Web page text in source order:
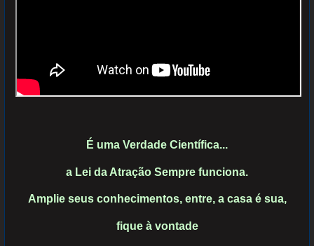
É uma Verdade Científica...
a Lei da Atração Sempre funciona.
Amplie seus conhecimentos, entre, a casa é sua,
fique à vontade